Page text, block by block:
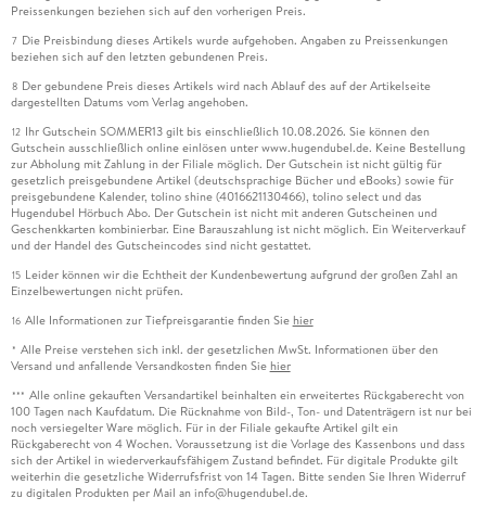
Preissenkungen beziehen sich auf den vorherigen Preis.
7 Die Preisbindung dieses Artikels wurde aufgehoben. Angaben zu Preissenkungen
beziehen sich auf den letzten gebundenen Preis.
8 Der gebundene Preis dieses Artikels wird nach Ablauf des auf der Artikelseite
dargestellten Datums vom Verlag angehoben.
12 Ihr Gutschein SOMMER13 gilt bis einschließlich 10.08.2026. Sie können den
Gutschein ausschließlich online einlösen unter www.hugendubel.de. Keine Bestellung
zur Abholung mit Zahlung in der Filiale möglich. Der Gutschein ist nicht gültig für
gesetzlich preisgebundene Artikel (deutschsprachige Bücher und eBooks) sowie für
preisgebundene Kalender, tolino shine (4016621130466), tolino select und das
Hugendubel Hörbuch Abo. Der Gutschein ist nicht mit anderen Gutscheinen und
Geschenkkarten kombinierbar. Eine Barauszahlung ist nicht möglich. Ein Weiterverkauf
und der Handel des Gutscheincodes sind nicht gestattet.
15 Leider können wir die Echtheit der Kundenbewertung aufgrund der großen Zahl an
Einzelbewertungen nicht prüfen.
16 Alle Informationen zur Tiefpreisgarantie finden Sie hier
* Alle Preise verstehen sich inkl. der gesetzlichen MwSt. Informationen über den
Versand und anfallende Versandkosten finden Sie hier
*** Alle online gekauften Versandartikel beinhalten ein erweitertes Rückgaberecht von
100 Tagen nach Kaufdatum. Die Rücknahme von Bild-, Ton- und Datenträgern ist nur bei
noch versiegelter Ware möglich. Für in der Filiale gekaufte Artikel gilt ein
Rückgaberecht von 4 Wochen. Voraussetzung ist die Vorlage des Kassenbons und dass
sich der Artikel in wiederverkaufsfähigem Zustand befindet. Für digitale Produkte gilt
weiterhin die gesetzliche Widerrufsfrist von 14 Tagen. Bitte senden Sie Ihren Widerruf
zu digitalen Produkten per Mail an info@hugendubel.de.